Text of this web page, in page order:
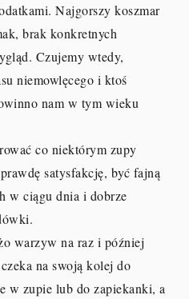
Najgorszy koszmar
brak konkretnych
Czujemy wtedy,
niemowlęcego i ktoś
nam w tym wieku
co niektórym zupy
satysfakcję, być fajną
w ciągu dnia i dobrze
warzyw na raz i później
na swoją kolej do
w zupie lub do zapiekanki, a